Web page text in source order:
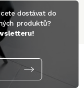
dostávat do
produktů?